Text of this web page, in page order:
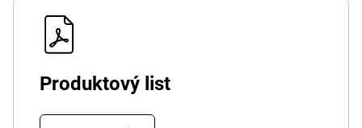
Produktový list